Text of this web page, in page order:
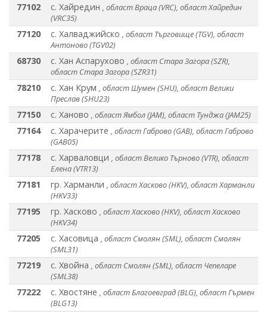
77102 с. Хайредин , област Враца (VRC), област Хайредин
(VRC35)
77120 с. Халваджийско , област Търговище (TGV), област
Антоново (TGV02)
68730 с. Хан Аспарухово , област Стара Загора (SZR),
област Стара Загора (SZR31)
78210 с. Хан Крум , област Шумен (SHU), област Велики
Преслав (SHU23)
77150 с. Ханово , област Ямбол (JAM), област Тунджа (JAM25)
77164 с. Харачерите , област Габрово (GAB), област Габрово
(GAB05)
77178 с. Харваловци , област Велико Търново (VTR), област
Елена (VTR13)
77181 гр. Харманли , област Хасково (HKV), област Харманли
(HKV33)
77195 гр. Хасково , област Хасково (HKV), област Хасково
(HKV34)
77205 с. Хасовица , област Смолян (SML), област Смолян
(SML31)
77219 с. Хвойна , област Смолян (SML), област Чепеларе
(SML38)
77222 с. Хвостяне , област Благоевград (BLG), област Гърмен
(BLG13)